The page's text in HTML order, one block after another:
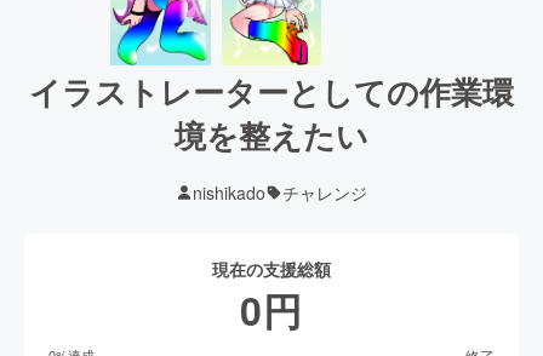
イラストレーターとしての作業環
境を整えたい
nishikado チャレンジ
現在の支援総額
0円